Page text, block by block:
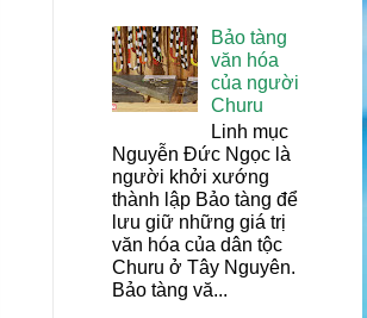
Bảo tàng
văn hóa
của người
Churu
Linh mục
Nguyễn Đức Ngọc là
người khởi xướng
thành lập Bảo tàng để
lưu giữ những giá trị
văn hóa của dân tộc
Churu ở Tây Nguyên.
Bảo tàng vă...